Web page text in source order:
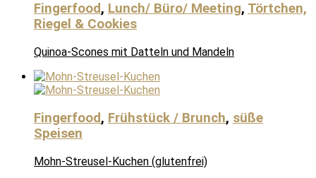
Fingerfood, Lunch/ Büro/ Meeting, Törtchen,
Riegel & Cookies
Quinoa-Scones mit Datteln und Mandeln
Fingerfood, Frühstück / Brunch, süße
Speisen
Mohn-Streusel-Kuchen (glutenfrei)